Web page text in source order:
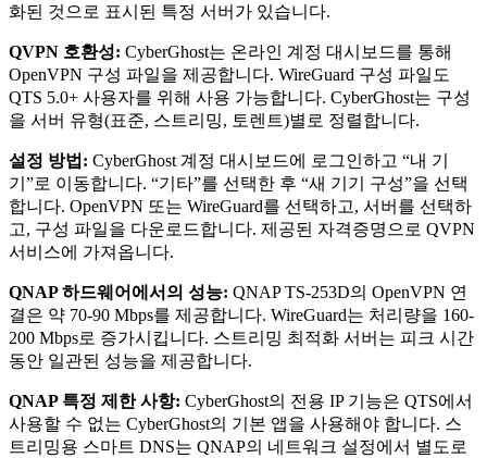
화된 것으로 표시된 특정 서버가 있습니다.
QVPN 호환성: CyberGhost는 온라인 계정 대시보드를 통해
OpenVPN 구성 파일을 제공합니다. WireGuard 구성 파일도
QTS 5.0+ 사용자를 위해 사용 가능합니다. CyberGhost는 구성
을 서버 유형(표준, 스트리밍, 토렌트)별로 정렬합니다.
설정 방법: CyberGhost 계정 대시보드에 로그인하고 “내 기
기”로 이동합니다. “기타”를 선택한 후 “새 기기 구성”을 선택
합니다. OpenVPN 또는 WireGuard를 선택하고, 서버를 선택하
고, 구성 파일을 다운로드합니다. 제공된 자격증명으로 QVPN
서비스에 가져옵니다.
QNAP 하드웨어에서의 성능: QNAP TS-253D의 OpenVPN 연
결은 약 70-90 Mbps를 제공합니다. WireGuard는 처리량을 160-
200 Mbps로 증가시킵니다. 스트리밍 최적화 서버는 피크 시간
동안 일관된 성능을 제공합니다.
QNAP 특정 제한 사항: CyberGhost의 전용 IP 기능은 QTS에서
사용할 수 없는 CyberGhost의 기본 앱을 사용해야 합니다. 스
트리밍용 스마트 DNS는 QNAP의 네트워크 설정에서 별도로